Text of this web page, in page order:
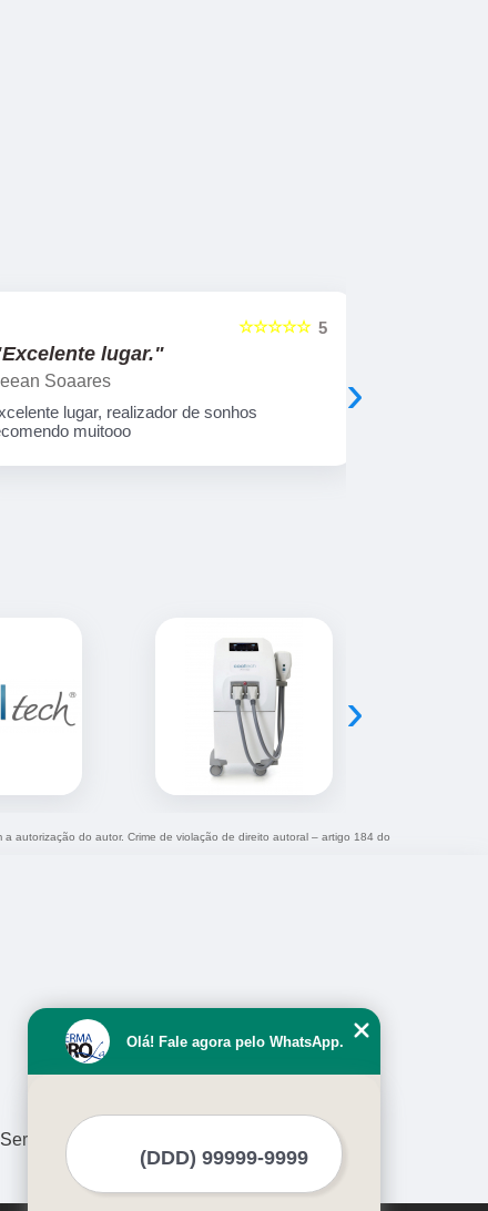
5
☆☆☆☆☆
lugar."
Soaares
lugar, realizador de sonhos
muitooo
›
›
autorização do autor. Crime de violação de direito autoral – artigo 184 do
Olá! Fale agora pelo WhatsApp.